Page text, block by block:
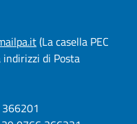
(La casella PEC
indirizzi di Posta